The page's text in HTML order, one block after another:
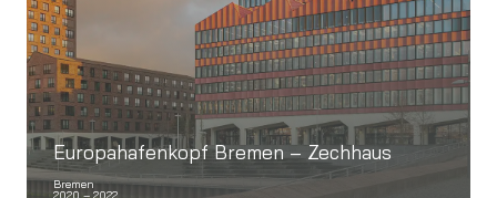
Europahafenkopf Bremen – Zechhaus
Bremen